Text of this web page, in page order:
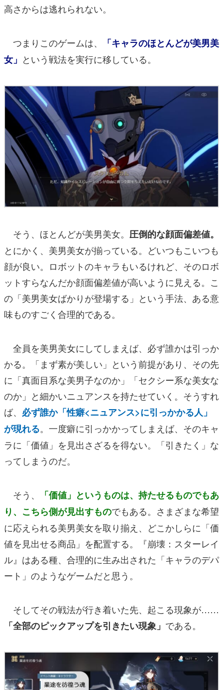
高さからは逃れられない。
つまりこのゲームは、
「キャラのほとんどが美男美
女」 という戦法を実行に移している。
そう、ほとんどが美男美女。 圧倒的な顔面偏差値。
とにかく、美男美女が揃っている。どいつもこいつも
顔が良い。ロボットのキャラもいるけれど、そのロボ
ットすらなんだか顔面偏差値が高いように見える。こ
の「美男美女ばかりが登場する」という手法、ある意
味ものすごく合理的である。
全員を美男美女にしてしまえば、必ず誰かは引っか
かる。「まず素が美しい」という前提があり、その先
に「真面目系な美男子なのか」「セクシー系な美女な
のか」と細かいニュアンスを持たせていく。そうすれ
ば、 必ず誰か「性癖<ニュアンス>に引っかかる人」
が現れる。一度癖に引っかかってしまえば、そのキャ
ラに「価値」を見出さざるを得ない。「引きたく」な
ってしまうのだ。
そう、
「価値」というものは、持たせるものでもあ
り、こちら側が見出すものでもある。さまざまな希望
に応えられる美男美女を取り揃え、どこかしらに「価
値を見出せる商品」を配置する。『崩壊：スターレイ
ル』はある種、合理的に生み出された「キャラのデパ
ート」のようなゲームだと思う。
そしてその戦法が行き着いた先、起こる現象が……
「全部のピックアップを引きたい現象」 である。